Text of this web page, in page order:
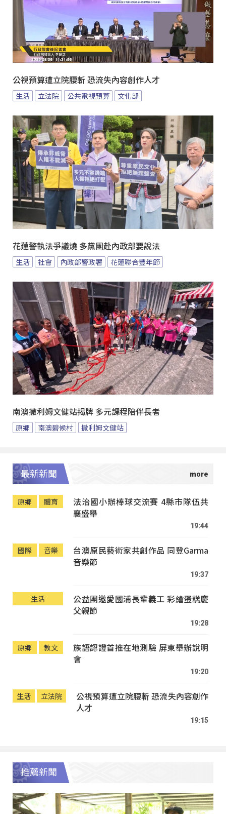
公視預算遭立院腰斬 恐流失內容創作人才
生活 立法院 公共電視預算 文化部
花蓮警執法爭議燒 多黨團赴內政部要說法
生活 社會 內政部警政署 花蓮聯合豐年節
南澳撒利姆文健站揭牌 多元課程陪伴長者
原鄉 南澳碧候村 撒利姆文健站
最新新聞
原鄉 體育
法治國小辦棒球交流賽 4縣市隊伍共
襄盛舉
19:44
國際 音樂
台澳原民藝術家共創作品 同登Garma
音樂節
19:37
生活
公益團邀愛國浦長輩義工 彩繪蛋糕慶
父親節
19:28
原鄉 教文
族語認證首推在地測驗 屏東舉辦說明
會
19:20
生活 立法院
公視預算遭立院腰斬 恐流失內容創作
人才
19:15
推薦新聞